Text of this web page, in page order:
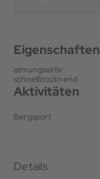
Eigenschaften
atmungsaktiv
schnelltrocknend
Aktivitäten
Bergsport
Details